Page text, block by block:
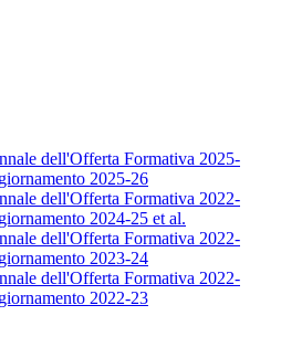
dell'Offerta Formativa 2025-
2025-26
dell'Offerta Formativa 2022-
2024-25 et al.
dell'Offerta Formativa 2022-
2023-24
dell'Offerta Formativa 2022-
2022-23